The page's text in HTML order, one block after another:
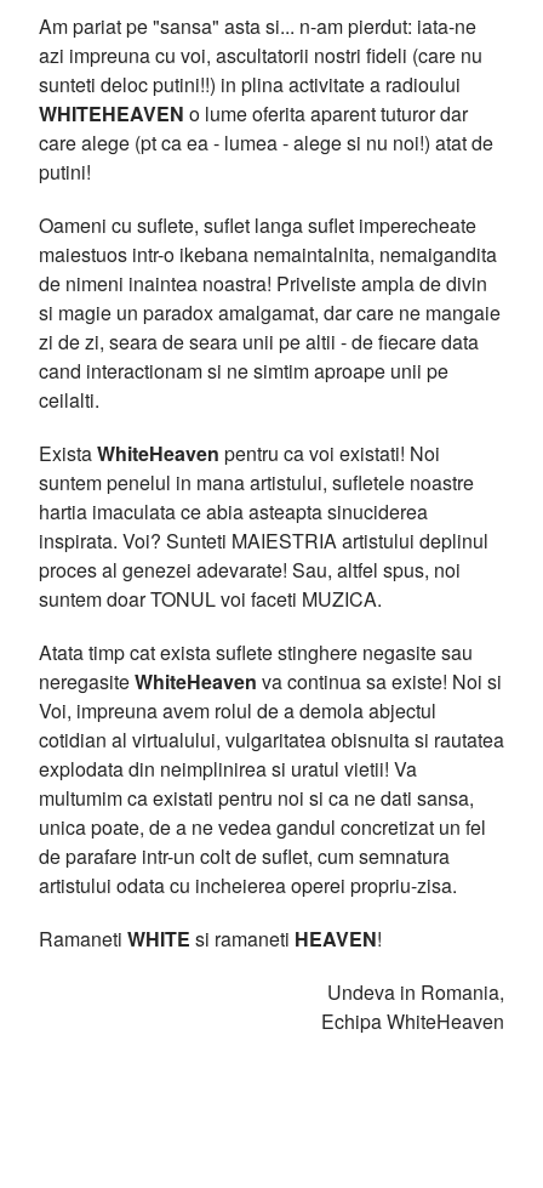
Am pariat pe "sansa" asta si... n-am pierdut: iata-ne
azi impreuna cu voi, ascultatorii nostri fideli (care nu
sunteti deloc putini!!) in plina activitate a radioului
WHITEHEAVEN o lume oferita aparent tuturor dar
care alege (pt ca ea - lumea - alege si nu noi!) atat de
putini!
Oameni cu suflete, suflet langa suflet imperecheate
maiestuos intr-o ikebana nemaintalnita, nemaigandita
de nimeni inaintea noastra! Priveliste ampla de divin
si magie un paradox amalgamat, dar care ne mangaie
zi de zi, seara de seara unii pe altii - de fiecare data
cand interactionam si ne simtim aproape unii pe
ceilalti.
ExistaWhiteHeaven pentru ca voi existati! Noi
suntem penelul in mana artistului, sufletele noastre
hartia imaculata ce abia asteapta sinuciderea
inspirata. Voi? Sunteti MAIESTRIA artistului deplinul
proces al genezei adevarate! Sau, altfel spus, noi
suntem doar TONUL voi faceti MUZICA.
Atata timp cat exista suflete stinghere negasite sau
neregasiteWhiteHeaven va continua sa existe! Noi si
Voi, impreuna avem rolul de a demola abjectul
cotidian al virtualului, vulgaritatea obisnuita si rautatea
explodata din neimplinirea si uratul vietii! Va
multumim ca existati pentru noi si ca ne dati sansa,
unica poate, de a ne vedea gandul concretizat un fel
de parafare intr-un colt de suflet, cum semnatura
artistului odata cu incheierea operei propriu-zisa.
Ramaneti WHITE si ramaneti HEAVEN!
Undeva in Romania,
Echipa WhiteHeaven